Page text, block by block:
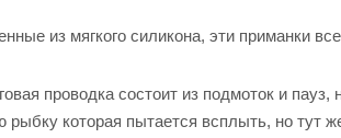
из мягкого силикона, эти приманки
проводка состоит из подмоток и пауз,
которая пытается всплыть, но тут